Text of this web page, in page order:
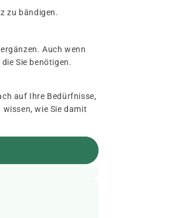
zu bändigen.
ergänzen. Auch wenn
Sie benötigen.
auf Ihre Bedürfnisse,
wissen, wie Sie damit